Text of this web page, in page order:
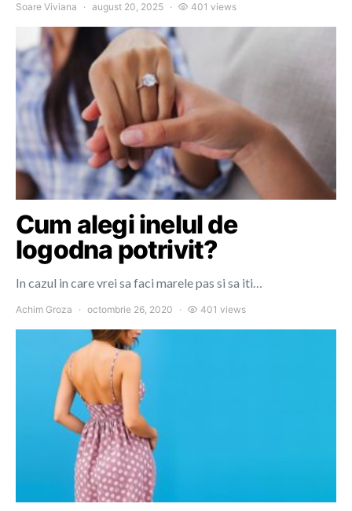
Soare Viviana august 20, 2025 401 views
Cum alegi inelul de
logodna potrivit?
In cazul in care vrei sa faci marele pas si sa iti…
Achim Groza octombrie 26, 2020 401 views